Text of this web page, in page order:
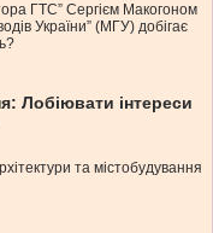
ГТС” Сергієм Макогоном
України” (МГУ) добігає
Лобіювати інтереси
та містобудування